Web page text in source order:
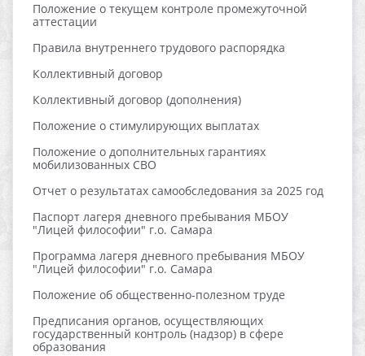
Положение о текущем контроле промежуточной
аттестации
Правила внутреннего трудового распорядка
Коллективный договор
Коллективный договор (дополнения)
Положение о стимулирующих выплатах
Положение о дополнительных гарантиях
мобилизованных СВО
Отчет о результатах самообследования за 2025 год
Паспорт лагеря дневного пребывания МБОУ
"Лицей философии" г.о. Самара
Программа лагеря дневного пребывания МБОУ
"Лицей философии" г.о. Самара
Положение об общественно-полезном труде
Предписания органов, осуществляющих
государственный контроль (надзор) в сфере
образования